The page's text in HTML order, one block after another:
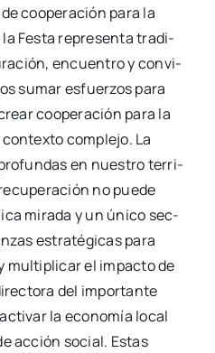
coope­ra­ción para la
la Fes­ta repre­sen­ta tra­di­
encuen­tro y con­vi­
sumar esfuer­zos para
coope­ra­ción para la
com­ple­jo. La
en nues­tro terri­
no pue­de
mira­da y un úni­co sec­
estra­té­gi­cas para
mul­ti­pli­car el impac­to de
del impor­tan­te
la eco­no­mía local
acción social. Estas